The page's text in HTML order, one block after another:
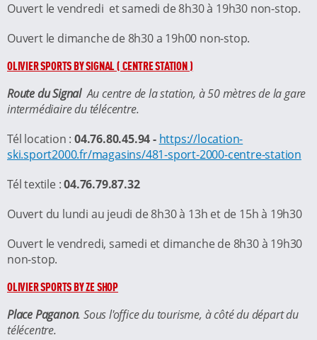
Ouvert le vendredi et samedi de 8h30 à 19h30 non-stop.
Ouvert le dimanche de 8h30 a 19h00 non-stop.
OLIVIER SPORTS BY SIGNAL ( CENTRE STATION )
Route du SignalAu centre de la station, à 50 mètres de la gare
intermédiaire du télécentre.
Tél location : 04.76.80.45.94 - https://location-
ski.sport2000.fr/magasins/481-sport-2000-centre-station
Tél textile :04.76.79.87.32
Ouvert du lundi au jeudi de 8h30 à 13h et de 15h à 19h30
Ouvert le vendredi, samedi et dimanche de 8h30 à 19h30
non-stop.
OLIVIER SPORTS BY ZE SHOP
Place Paganon. Sous l'office du tourisme, à côté du départ du
télécentre.